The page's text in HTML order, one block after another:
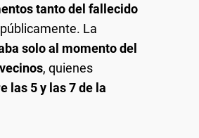
tanto del fallecido
La
solo al momento del
, quienes
las 5 y las 7 de la